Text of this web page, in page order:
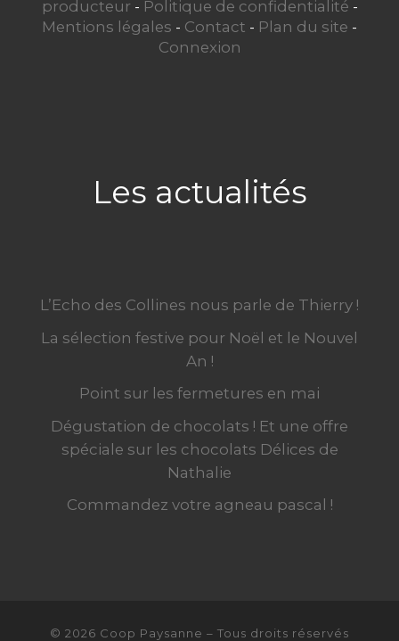
producteur - Politique de confidentialité -
Mentions légales - Contact - Plan du site -
Connexion
Les actualités
L’Echo des Collines nous parle de Thierry !
La sélection festive pour Noël et le Nouvel
An !
Point sur les fermetures en mai
Dégustation de chocolats ! Et une offre
spéciale sur les chocolats Délices de
Nathalie
Commandez votre agneau pascal !
© 2026 Coop Paysanne – Tous droits réservés